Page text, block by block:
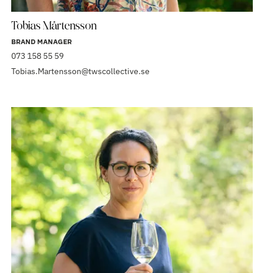
Tobias Mårtensson
BRAND MANAGER
073 158 55 59
Tobias.Martensson@twscollective.se